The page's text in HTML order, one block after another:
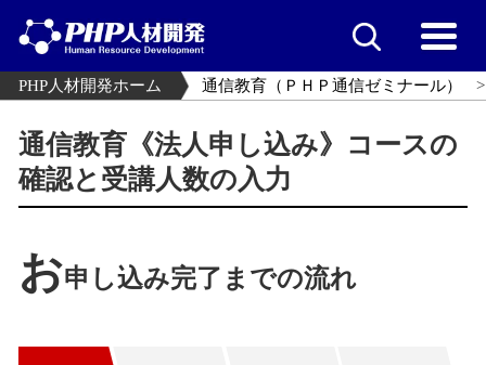
PHP人材開発ホーム 通信教育（ＰＨＰ通信ゼミナール）
通信教育《法人申し込み》コースの
確認と受講人数の入力
お申し込み完了までの流れ